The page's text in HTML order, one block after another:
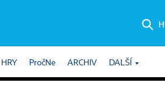
HRY PročNe ARCHIV DALŠÍ